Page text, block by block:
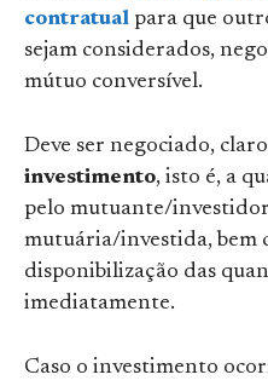
contratual para que
sejam considerados,
mútuo conversível.
Deve ser negociado,
investimento, isto é, a
pelo mutuante/
mutuária/investida, bem
disponibilização das
imediatamente.
Caso o investimento